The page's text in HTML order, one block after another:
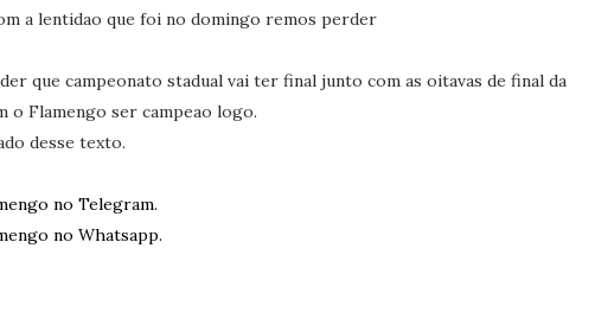
a lentidao que foi no domingo remos perder
que campeonato stadual vai ter final junto com as oitavas de final da
o Flamengo ser campeao logo.
desse texto.
no Telegram.
no Whatsapp.